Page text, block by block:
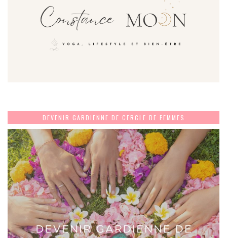
DEVENIR GARDIENNE DE CERCLE DE FEMMES